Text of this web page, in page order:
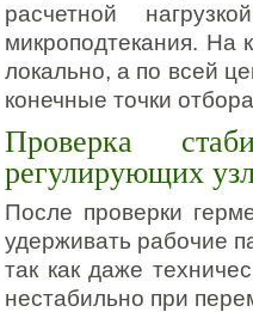
расчетной
микроподтекания. На
локально, а по всей
конечные точки
Проверка
регулирующих
После проверки
удерживать рабочие
так как даже
нестабильно при